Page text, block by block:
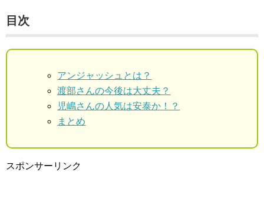
目次
アンジャッシュとは？
渡部さんの今後は大丈夫？
児嶋さんの人気は安泰か！？
まとめ
スポンサーリンク